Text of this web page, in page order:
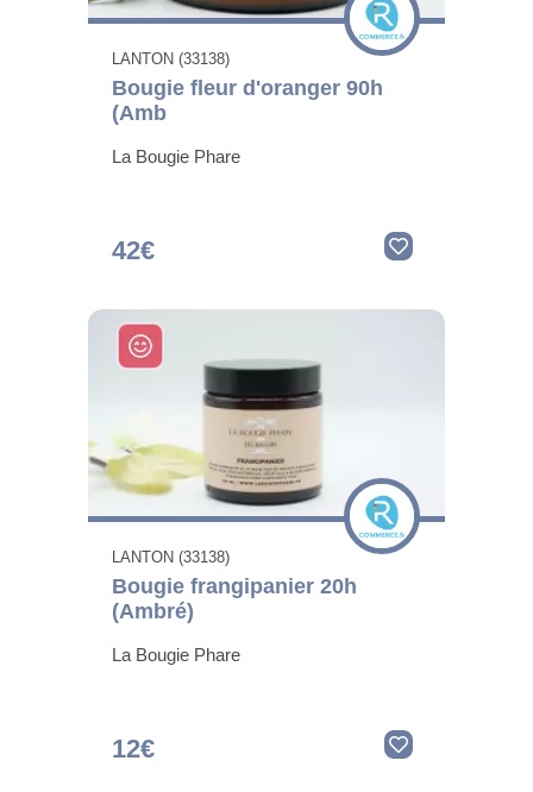
LANTON (33138)
Bougie fleur d'oranger 90h
(Amb
La Bougie Phare
42€
LANTON (33138)
Bougie frangipanier 20h
(Ambré)
La Bougie Phare
12€